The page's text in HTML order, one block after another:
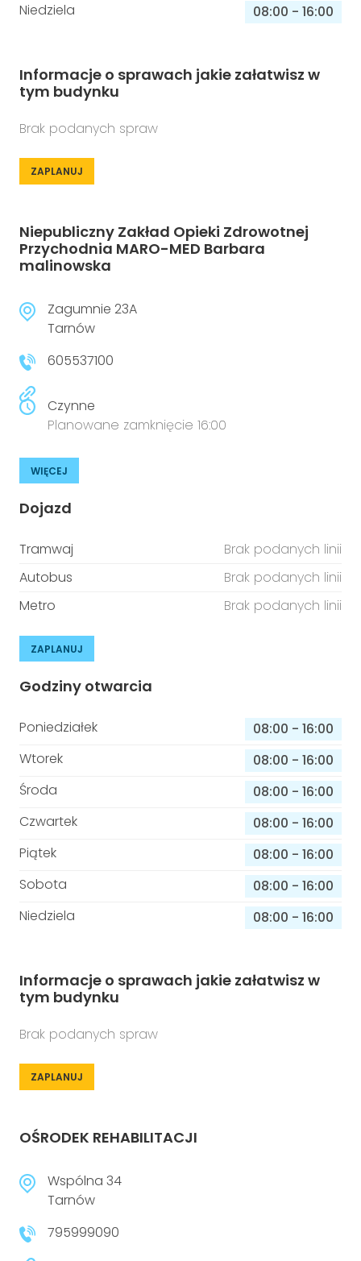
Niedziela
08:00 - 16:00
Informacje o sprawach jakie załatwisz w
tym budynku
Brak podanych spraw
ZAPLANUJ
Niepubliczny Zakład Opieki Zdrowotnej
Przychodnia MARO-MED Barbara
malinowska
Zagumnie 23A
Tarnów
605537100
Czynne
Planowane zamknięcie 16:00
WIĘCEJ
Dojazd
Tramwaj
Brak podanych linii
Autobus
Brak podanych linii
Metro
Brak podanych linii
ZAPLANUJ
Godziny otwarcia
Poniedziałek 08:00 - 16:00
Wtorek
08:00 - 16:00
Środa
08:00 - 16:00
Czwartek
08:00 - 16:00
Piątek
08:00 - 16:00
Sobota
08:00 - 16:00
Niedziela
08:00 - 16:00
Informacje o sprawach jakie załatwisz w
tym budynku
Brak podanych spraw
ZAPLANUJ
OŚRODEK REHABILITACJI
Wspólna 34
Tarnów
795999090